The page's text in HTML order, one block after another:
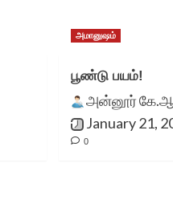
அமானுஷம்
பூண்டு பயம்!
அன்னூர்
January 21,
0